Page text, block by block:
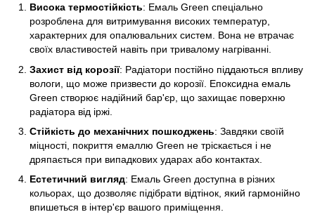
Висока термостійкість: Емаль Green спеціально
розроблена для витримування високих температур,
характерних для опалювальних систем. Вона не втрачає
своїх властивостей навіть при тривалому нагріванні.
Захист від корозії: Радіатори постійно піддаються впливу
вологи, що може призвести до корозії. Епоксидна емаль
Green створює надійний бар'єр, що захищає поверхню
радіатора від іржі.
Стійкість до механічних пошкоджень: Завдяки своїй
міцності, покриття емаллю Green не тріскається і не
дряпається при випадкових ударах або контактах.
Естетичний вигляд: Емаль Green доступна в різних
кольорах, що дозволяє підібрати відтінок, який гармонійно
впишеться в інтер'єр вашого приміщення.